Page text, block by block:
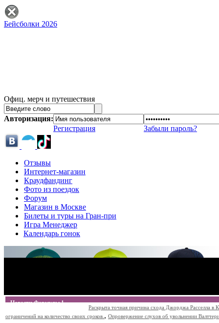
Бейсболки 2026
Офиц. мерч и путешествия
Авторизация:
Регистрация
Забыли пароль?
Отзывы
Интернет-магазин
Краудфандинг
Фото из поездок
Форум
Магазин в Москве
Билеты и туры на Гран-при
Игра Менеджер
Календарь гонок
Новости Формулы 1
Раскрыта точная причина схода Джорджа Расселла в
ограничений на количество своих сроков. , Опровержение слухов об увольнении